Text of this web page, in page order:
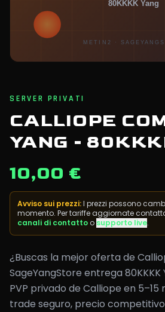
SERVER PRIVATI
CALLIOPE
YANG -
10,00 €
Avviso sui prezzi:I prezzi possono
momento. Per tariffe aggiornate
canali di contatto o supporto live.
¿Buscas la mejor oferta de
SageYangStore entrega
PVP privado de Calliope en 5–15
trade seguro, precio